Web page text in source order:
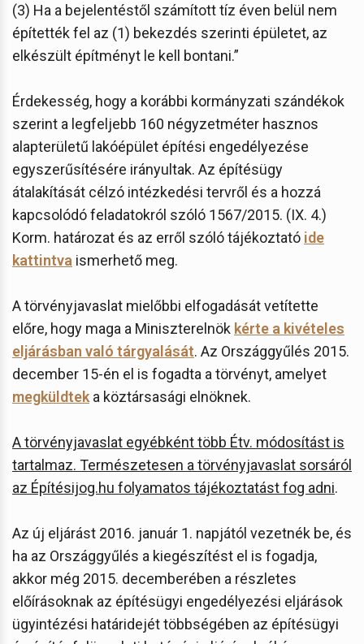
(3) Ha a bejelentéstől számított tíz éven belül nem
építették fel az (1) bekezdés szerinti épületet, az
elkészült építményt le kell bontani.”
Érdekesség, hogy a korábbi kormányzati szándékok
szerint a legfeljebb 160 négyzetméter hasznos
alapterületű lakóépület építési engedélyezése
egyszerűsítésére irányultak. Az építésügy
átalakítását célzó intézkedési tervről és a hozzá
kapcsolódó feladatokról szóló 1567/2015. (IX. 4.)
Korm. határozat és az erről szóló tájékoztató ide
kattintva ismerhető meg.
A törvényjavaslat mielőbbi elfogadását vetítette
előre, hogy maga a Miniszterelnök kérte a kivételes
eljárásban való tárgyalását. Az Országgyűlés 2015.
december 15-én el is fogadta a törvényt, amelyet
megküldtek a köztársasági elnöknek.
A törvényjavaslat egyébként több Étv. módosítást is
tartalmaz. Természetesen a törvényjavaslat sorsáról
az Építésijog.hu folyamatos tájékoztatást fog adni.
Az új eljárást 2016. január 1. napjától vezetnék be, és
ha az Országgyűlés a kiegészítést el is fogadja,
akkor még 2015. decemberében a részletes
előírásoknak az építésügyi engedélyezési eljárások
ügyintézési határidejét többségében az építésügyi